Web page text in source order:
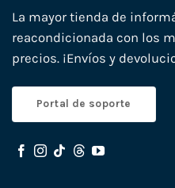
La mayor tienda de
reacondicionada con los
precios. ¡Envíos y
Portal de soporte